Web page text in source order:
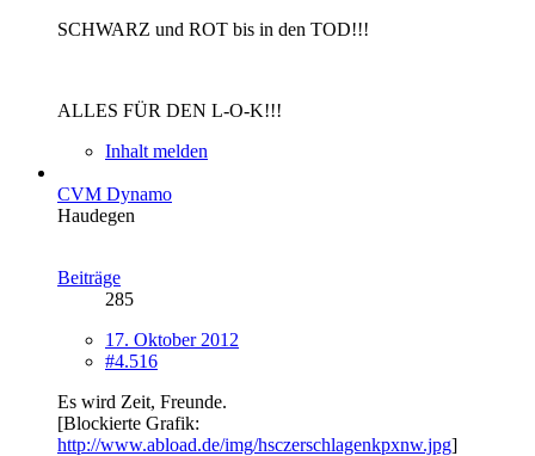
SCHWARZ und ROT bis in den TOD!!!
ALLES FÜR DEN L-O-K!!!
Inhalt melden
CVM Dynamo
Haudegen
Beiträge
285
17. Oktober 2012
#4.516
Es wird Zeit, Freunde.
[Blockierte Grafik:
http://www.abload.de/img/hsczerschlagenkpxnw.jpg]